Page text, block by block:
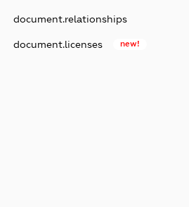
document.relationships
document.licenses new!